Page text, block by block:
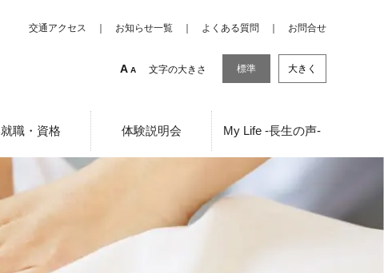
交通アクセス お知らせ一覧 よくある質問 お問合せ
A A 文字の大きさ 標準 大きく
就職・資格 体験説明会 My Life -長生の声-